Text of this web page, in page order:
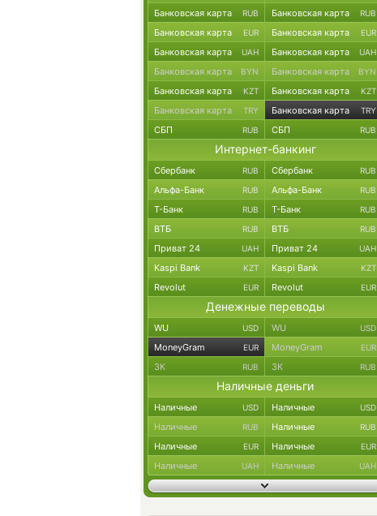
Банковская карта RUB Банковская карта RUB
Банковская карта EUR Банковская карта EUR
Банковская карта UAH Банковская карта UAH
Банковская карта BYN Банковская карта BYN
Банковская карта KZT Банковская карта KZT
Банковская карта TRY Банковская карта TRY
СБП RUB СБП RUB
Интернет-банкинг
Сбербанк RUB Сбербанк RUB
Альфа-Банк RUB Альфа-Банк RUB
Т-Банк RUB Т-Банк RUB
ВТБ RUB ВТБ RUB
Приват 24 UAH Приват 24 UAH
Kaspi Bank KZT Kaspi Bank KZT
Revolut EUR Revolut EUR
Денежные переводы
WU USD WU USD
MoneyGram EUR MoneyGram EUR
ЗК RUB ЗК RUB
Наличные деньги
Наличные USD Наличные USD
Наличные RUB Наличные RUB
Наличные EUR Наличные EUR
Наличные UAH Наличные UAH